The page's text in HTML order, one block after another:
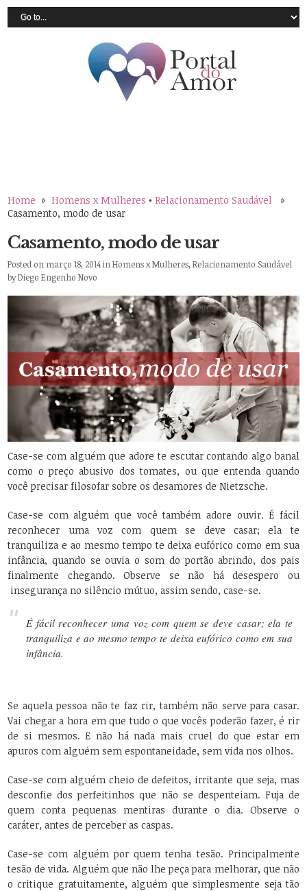
Home » Homens x Mulheres • Relacionamento Saudável »
Casamento, modo de usar
Casamento, modo de usar
Posted on março 18, 2014 inHomens x Mulheres,Relacionamento Saudável
byDiego Engenho Novo
Case-se com alguém que adore te escutar contando algo banal
como o preço abusivo dos tomates, ou que entenda quando
você precisar filosofar sobre os desamores de Nietzsche.
Case-se com alguém que você também adore ouvir. É fácil
reconhecer uma voz com quem se deve casar; ela te
tranquiliza e ao mesmo tempo te deixa eufórico como em sua
infância, quando se ouvia o som do portão abrindo, dos pais
finalmente chegando. Observe se não há desespero ou
insegurança no silêncio mútuo, assim sendo, case-se.
É fácil reconhecer uma voz com quem se deve casar; ela te
tranquiliza e ao mesmo tempo te deixa eufórico como em sua
infância.
Se aquela pessoa não te faz rir, também não serve para casar.
Vai chegar a hora em que tudo o que vocês poderão fazer, é rir
de si mesmos. E não há nada mais cruel do que estar em
apuros com alguém sem espontaneidade, sem vida nos olhos.
Case-se com alguém cheio de defeitos, irritante que seja, mas
desconfie dos perfeitinhos que não se despenteiam. Fuja de
quem conta pequenas mentiras durante o dia. Observe o
caráter, antes de perceber as caspas.
Case-se com alguém por quem tenha tesão. Principalmente
tesão de vida. Alguém que não lhe peça para melhorar, que não
o critique gratuitamente, alguém que simplesmente seja tão